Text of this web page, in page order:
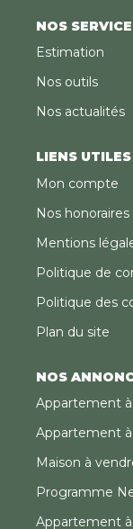
NOS
Estimation
Nos outils
Nos actualités
LIENS UTILES
Mon compte
Nos honoraires
Mentions
Politique de
Politique des
Plan du site
NOS
Appartement à
Appartement
Maison à
Programme
Appartement à